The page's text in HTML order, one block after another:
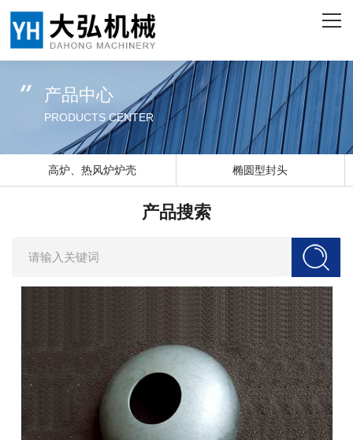
网站首页
关于我们
产品中心
联系我们
产品中心
PRODUCTS CENTER
高炉、热风炉炉壳 椭圆型封头
产品搜索